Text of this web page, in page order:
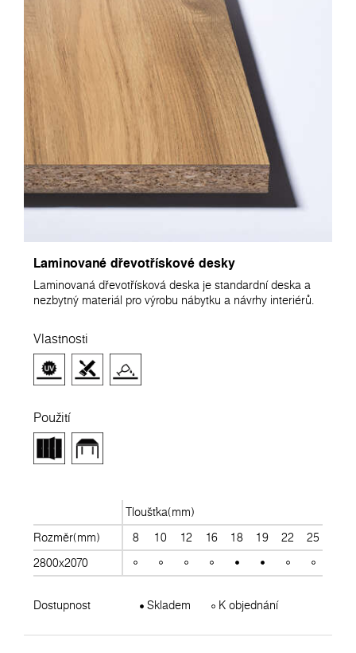
Laminované dřevotřískové desky
Laminovaná dřevotřísková deska je standardní deska a
nezbytný materiál pro výrobu nábytku a návrhy interiérů.
Vlastnosti
Použití
Tloušťka(mm)
Rozměr(mm)
8 10 12 16 18 19 22 25
2800x2070
Dostupnost Skladem K objednání